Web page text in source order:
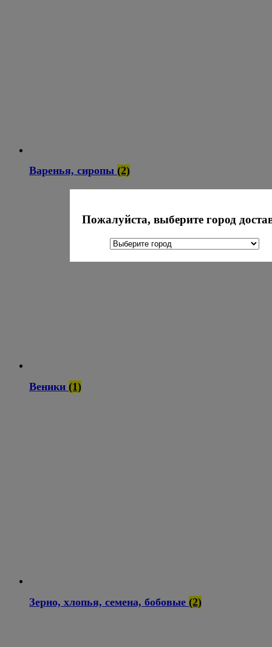
Варенья, сиропы (2)
Веники (1)
Зерно, хлопья, семена, бобовые (2)
Пожалуйста, выберите город